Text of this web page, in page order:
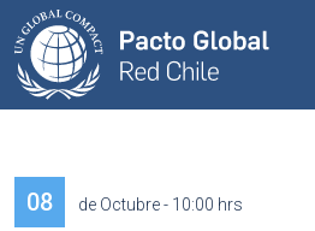
08 de Octubre - 10:00 hrs